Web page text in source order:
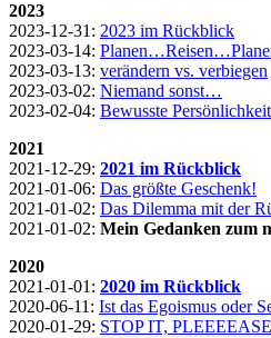
2023
2023-12-31: 2023 im Rückblick
2023-03-14:
2023-03-13: verändern vs. verbiegen
2023-03-02: Niemand sonst…
2023-02-04: Bewusste
2021
2021-12-29: 2021 im Rückblick
2021-01-06: Das größte Geschenk!
2021-01-02: Das Dilemma mit der
2021-01-02: Mein Gedanken zum
2020
2021-01-01: 2020 im Rückblick
2020-06-11: Ist das Egoismus oder
2020-01-29: STOP IT,